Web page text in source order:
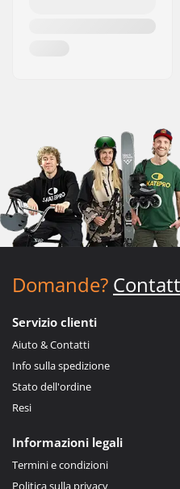
Domande?
Servizio clienti
Aiuto & Contatti
Info sulla spedizione
Stato dell'ordine
Resi
Informazioni legali
Termini e condizioni
Politica sulla privacy